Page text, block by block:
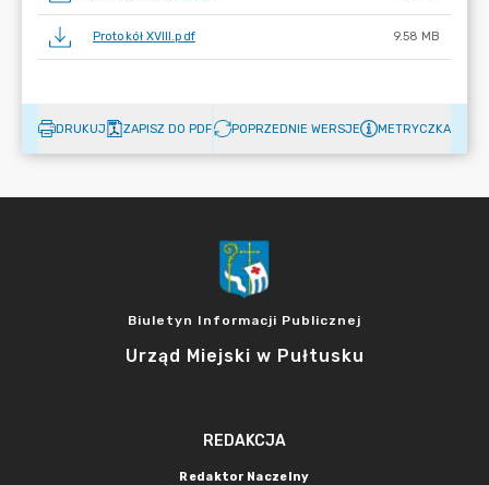
Protokół XVIII.pdf 9.58 MB
DRUKUJ ZAPISZ DO PDF POPRZEDNIE WERSJE METRYCZKA
Biuletyn Informacji Publicznej
Urząd Miejski w Pułtusku
REDAKCJA
Redaktor Naczelny